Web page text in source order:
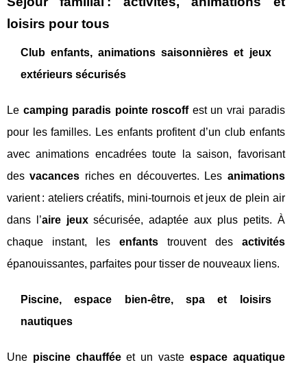
loisirs pour tous
Club enfants, animations saisonnières et jeux
extérieurs sécurisés
Le camping paradis pointe roscoffest un vrai paradis
pour les familles. Les enfants profitent d’un club enfants
avec animations encadrées toute la saison, favorisant
desvacances riches en découvertes. Les animations
varient : ateliers créatifs, mini-tournois et jeux de plein air
dans l’aire jeuxsécurisée, adaptée aux plus petits. À
chaque instant, les enfantstrouvent des activités
épanouissantes, parfaites pour tisser de nouveaux liens.
Piscine, espace bien-être, spa et loisirs
nautiques
Une piscine chaufféeet un vaste espace aquatique